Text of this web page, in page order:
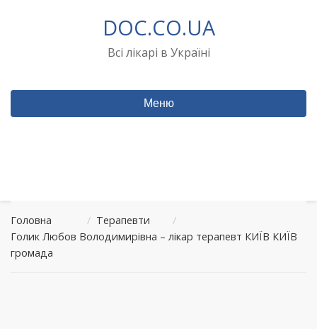
DOC.CO.UA
Всі лікарі в Україні
Меню
Головна / Терапевти
/
Голик Любов Володимирівна – лікар терапевт КИЇВ КИЇВ
громада